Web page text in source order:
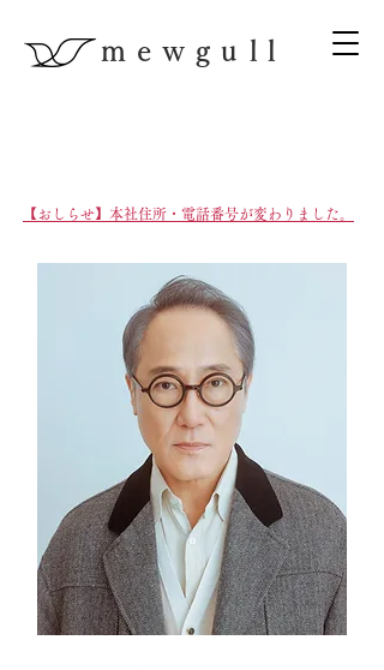
mewgull
【おしらせ】本社住所・電話番号が変わりました。